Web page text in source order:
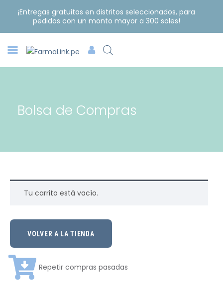
¡Entregas gratuitas en distritos seleccionados, para
pedidos con un monto mayor a 300 soles!
Bolsa de Compras
Tu carrito está vacío.
VOLVER A LA TIENDA
Repetir compras pasadas